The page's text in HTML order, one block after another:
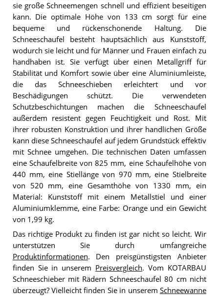
sie große Schneemengen schnell und effizient beseitigen
kann. Die optimale Höhe von 133 cm sorgt für eine
bequeme und rückenschonende Haltung. Die
Schneeschaufel besteht hauptsächlich aus Kunststoff,
wodurch sie leicht und für Männer und Frauen einfach zu
handhaben ist. Sie verfügt über einen Metallgriff für
Stabilität und Komfort sowie über eine Aluminiumleiste,
die das Schneeschieben erleichtert und vor
Beschädigungen schützt. Die verwendeten
Schutzbeschichtungen machen die Schneeschaufel
außerdem resistent gegen Feuchtigkeit und Rost. Mit
ihrer robusten Konstruktion und ihrer handlichen Größe
kann diese Schneeschaufel auf jedem Grundstück effektiv
mit Schnee umgehen. Die technischen Daten umfassen
eine Schaufelbreite von 825 mm, eine Schaufelhöhe von
440 mm, eine Stiellänge von 970 mm, eine Stielbreite
von 520 mm, eine Gesamthöhe von 1330 mm, ein
Material: Kunststoff mit einem Metallstiel und einer
Aluminiumklemme, eine Farbe: Orange und ein Gewicht
von 1,99 kg.
Das richtige Produkt zu finden ist gar nicht so leicht. Wir
unterstützen Sie durch umfangreiche
Produktinformationen. Den preisgünstigsten Anbieter
finden Sie in unserem Preisvergleich. Vom KOTARBAU
Schneeschieber mit Rädern Schneeschaufel 80 cm nicht
überzeugt? Vielleicht finden Sie in unserem Schneewanne